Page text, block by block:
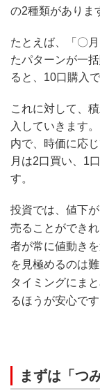
の2種類がありま
たとえば、「〇
たパターンが一
ると、10口購入で
これに対して、
入していきます
内で、時価に応
月は2口買い、1
す。
投資では、値下
売ることができ
者が常に値動き
を見極めるのは
タイミングにま
るほうが安心です
まずは「つ